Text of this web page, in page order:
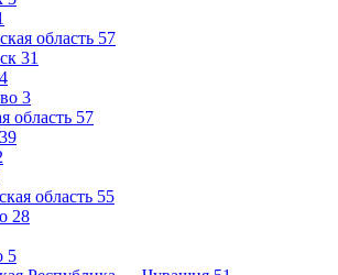
область 57
31
4
3
область 57
39
область 55
28
5